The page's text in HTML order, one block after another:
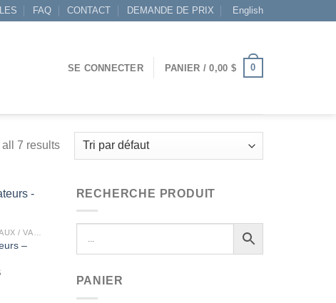
FAQ CONTACT DEMANDE DE PRIX English
SE CONNECTER PANIER /0,00 $ 0
7 results
Ajouter
–
Plage
RECHERCHE PRODUIT
PANIER